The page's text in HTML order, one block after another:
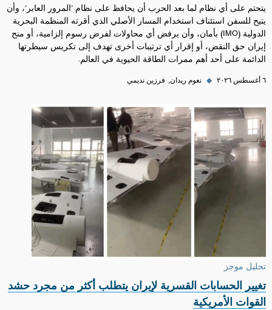
يتحتم على أي نظام لما بعد الحرب أن يحافظ على نظام "المرور العابر"، وأن
يتيح للسفن استئناف استخدام المسار الأصلي الذي أقرته المنظمة البحرية
الدولية (IMO) بأمان، وأن يرفض أي محاولات لفرض رسوم إلزامية، أو منح
إيران حق النقض، أو إقرار أي ترتيبات أخرى تهدف إلى تكريس سيطرتها
الدائمة على أحد أهم ممرات الطاقة الحيوية في العالم.
٦ أغسطس ٢٠٢٦ ◆ نعوم ريدان فرزين نديمي
تحليل موجز
تغيير الحسابات القسرية لإيران يتطلب أكثر من مجرد حشد
القوات الأمريكية